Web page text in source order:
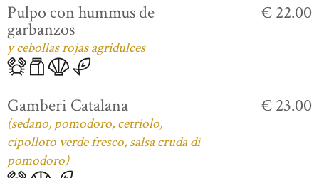
Pulpo con hummus de
garbanzos
y cebollas rojas agridulces
€ 22.00
Gamberi Catalana
(sedano, pomodoro, cetriolo,
cipolloto verde fresco, salsa cruda di
pomodoro)
€ 23.00